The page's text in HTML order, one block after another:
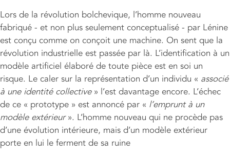
Lors de la révolution bolchevique, l’homme nouveau
fabriqué - et non plus seulement conceptualisé - par Lénine
est conçu comme on conçoit une machine. On sent que la
révolution industrielle est passée par là. L’identification à un
modèle artificiel élaboré de toute pièce est en soi un
risque. Le caler sur la représentation d’un individu « associé
à une identité collective» l’est davantage encore. L’échec
de ce « prototype » est annoncé par « l’emprunt à un
modèle extérieur». L’homme nouveau qui ne procède pas
d’une évolution intérieure, mais d’un modèle extérieur
porte en lui le ferment de sa ruine